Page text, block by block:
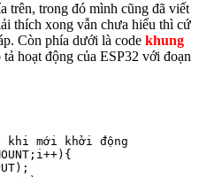
trên, trong đó mình cũng đã viết
thích xong vẫn chưa hiểu thì cứ
Còn phía dưới là code khung
tả hoạt động của ESP32 với đoạn
khi mới khởi động